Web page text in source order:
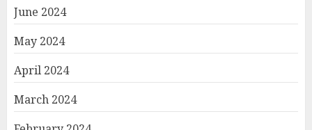
June 2024
May 2024
April 2024
March 2024